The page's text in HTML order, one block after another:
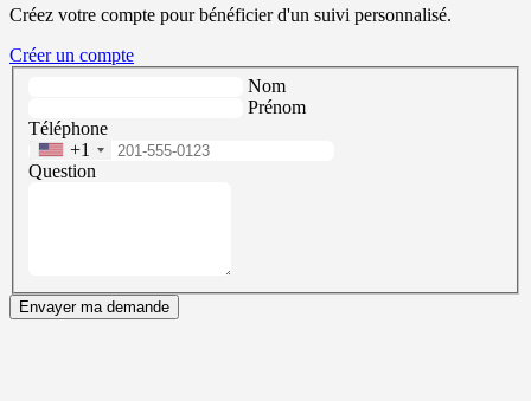
Créez votre compte pour bénéficier d'un suivi personnalisé.
Créer un compte
Nom
Prénom
Téléphone
+1
Question
Envayer ma demande